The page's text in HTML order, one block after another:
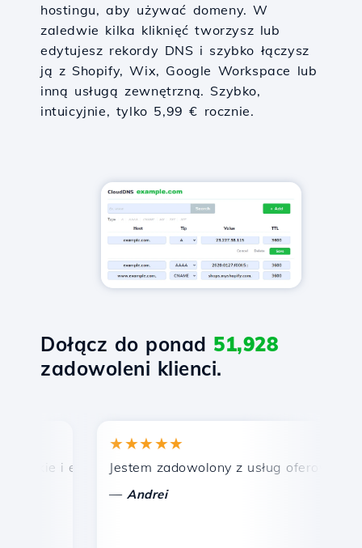
hostingu, aby używać domeny. W
zaledwie kilka kliknięć tworzysz lub
edytujesz rekordy DNS i szybko łączysz
ją z Shopify, Wix, Google Workspace lub
inną usługą zewnętrzną. Szybko,
intuicyjnie, tylko 5,99 € rocznie.
Dołącz do ponad 51,928
zadowoleni klienci.
i efektywne wsparcie techniczne.
★★★★★
Jestem zadowolony z usług oferowanych
Andrei